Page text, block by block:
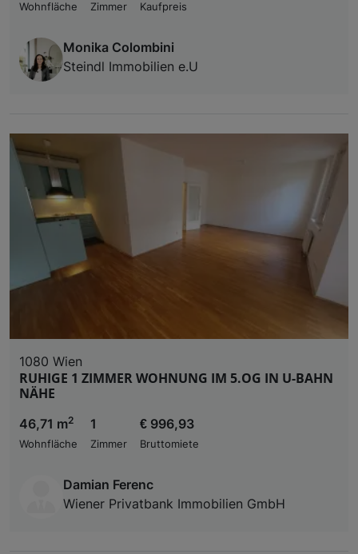
Wohnfläche
Zimmer Kaufpreis
Monika Colombini
Steindl Immobilien e.U
1080 Wien
RUHIGE 1 ZIMMER WOHNUNG IM 5.OG IN U-BAHN
NÄHE
46,71 m2
Wohnfläche
1
Zimmer
€ 996,93
Bruttomiete
Damian Ferenc
Wiener Privatbank Immobilien GmbH